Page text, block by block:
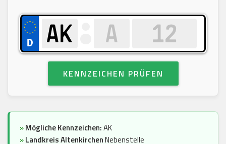
KENNZEICHEN PRÜFEN
»Mögliche Kennzeichen:AK
»Landkreis AltenkirchenNebenstelle